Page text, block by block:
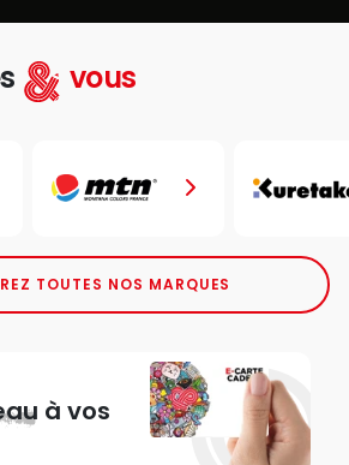
vous
TOUTES NOS MARQUES
à vos